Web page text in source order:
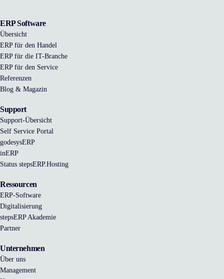
ERP Software
Übersicht
ERP für den Handel
ERP für die IT-Branche
ERP für den Service
Referenzen
Blog & Magazin
Support
Support-Übersicht
Self Service Portal
godesysERP
inERP
Status stepsERP.Hosting
Ressourcen
ERP-Software
Digitalisierung
stepsERP Akademie
Partner
Unternehmen
Über uns
Management